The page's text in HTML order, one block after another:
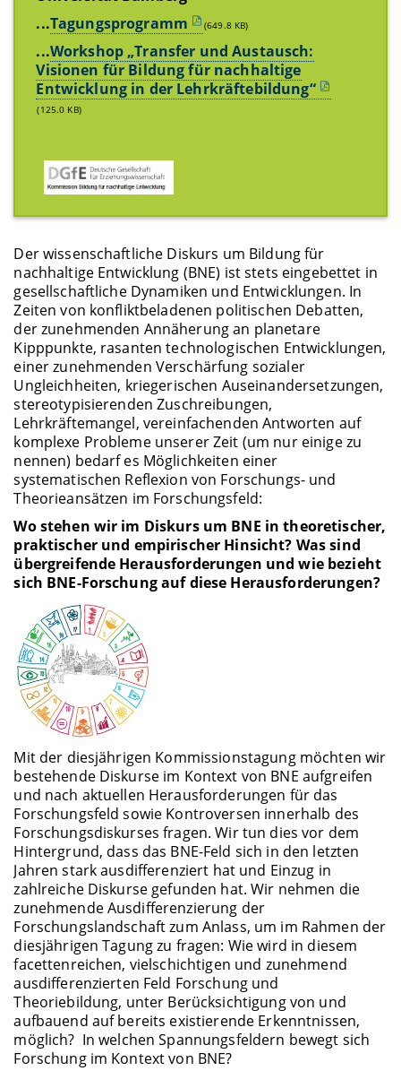
...Tagungsprogramm (649.8 KB)
...Workshop „Transfer und Austausch:
Visionen für Bildung für nachhaltige
Entwicklung in der Lehrkräftebildung“
(125.0 KB)
Der wissenschaftliche Diskurs um Bildung für
nachhaltige Entwicklung (BNE) ist stets eingebettet in
gesellschaftliche Dynamiken und Entwicklungen. In
Zeiten von konfliktbeladenen politischen Debatten,
der zunehmenden Annäherung an planetare
Kipppunkte, rasanten technologischen Entwicklungen,
einer zunehmenden Verschärfung sozialer
Ungleichheiten, kriegerischen Auseinandersetzungen,
stereotypisierenden Zuschreibungen,
Lehrkräftemangel, vereinfachenden Antworten auf
komplexe Probleme unserer Zeit (um nur einige zu
nennen) bedarf es Möglichkeiten einer
systematischen Reflexion von Forschungs- und
Theorieansätzen im Forschungsfeld:
Wo stehen wir im Diskurs um BNE in theoretischer,
praktischer und empirischer Hinsicht? Was sind
übergreifende Herausforderungen und wie bezieht
sich BNE-Forschung auf diese Herausforderungen?
Mit der diesjährigen Kommissionstagung möchten wir
bestehende Diskurse im Kontext von BNE aufgreifen
und nach aktuellen Herausforderungen für das
Forschungsfeld sowie Kontroversen innerhalb des
Forschungsdiskurses fragen. Wir tun dies vor dem
Hintergrund, dass das BNE-Feld sich in den letzten
Jahren stark ausdifferenziert hat und Einzug in
zahlreiche Diskurse gefunden hat. Wir nehmen die
zunehmende Ausdifferenzierung der
Forschungslandschaft zum Anlass, um im Rahmen der
diesjährigen Tagung zu fragen: Wie wird in diesem
facettenreichen, vielschichtigen und zunehmend
ausdifferenzierten Feld Forschung und
Theoriebildung, unter Berücksichtigung von und
aufbauend auf bereits existierende Erkenntnissen,
möglich? In welchen Spannungsfeldern bewegt sich
Forschung im Kontext von BNE?